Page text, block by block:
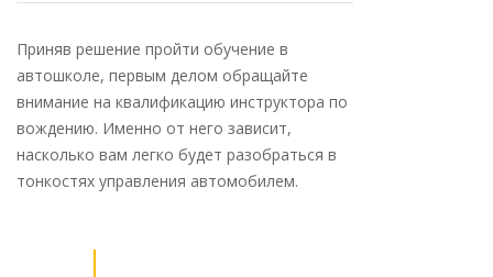
Приняв решение пройти обучение в
автошколе, первым делом обращайте
внимание на квалификацию инструктора по
вождению. Именно от него зависит,
насколько вам легко будет разобраться в
тонкостях управления автомобилем.